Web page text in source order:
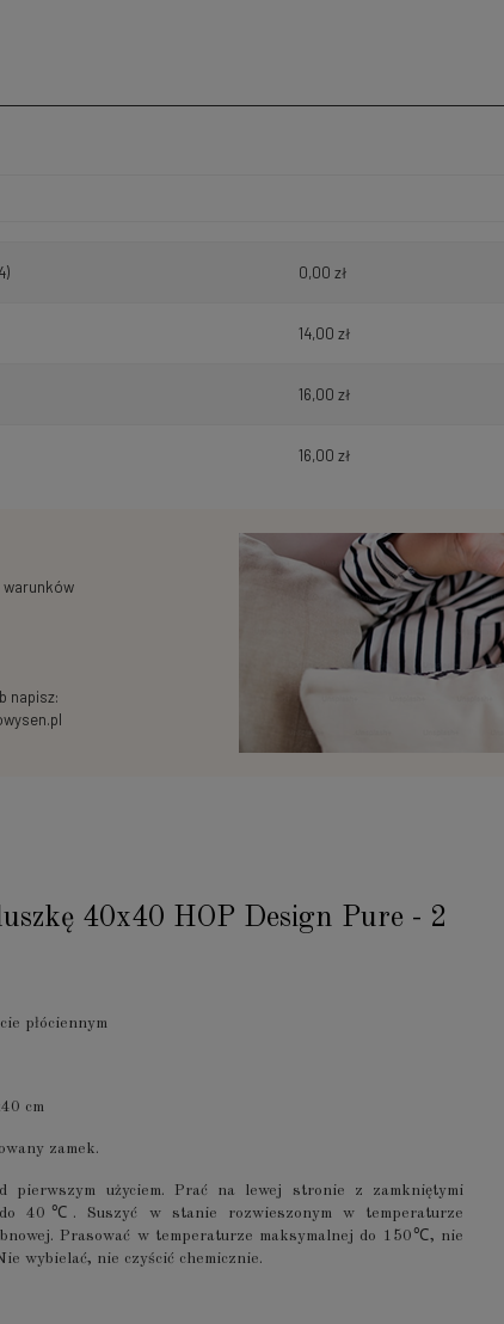
0,00 zł
14,00 zł
16,00 zł
16,00 zł
warunków
napisz:
40x40 HOP Design Pure - 2
płóciennym
cm
zamek.
pierwszym użyciem. Prać na lewej stronie z zamkniętymi
40℃. Suszyć w stanie rozwieszonym w temperaturze
Prasować w temperaturze maksymalnej do 150℃, nie
wybielać, nie czyścić chemicznie.